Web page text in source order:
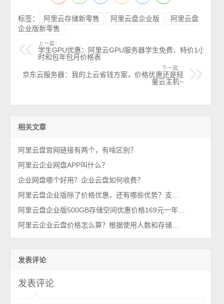
标签： 阿里云存储新零售 阿里云盘企业版
阿里云盘
企业版新零售
上一篇：
学生GPU优惠：阿里云GPU服务器学生免费、特价1小
时和包年包月价格表
下一篇：
京东云服务器：我的上云省钱方案，价格优惠还是轻
量云主机~
相关文章
阿里云盘官网链接有两个，有啥区别？
阿里云企业网盘APP叫什么？
企业网盘哪个好用？企业云盘如何收费？
发表评论
发表评论